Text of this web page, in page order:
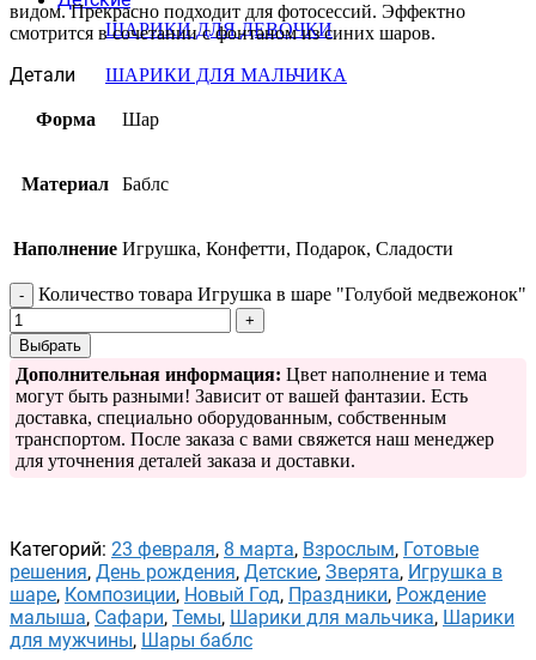
ШАРИКИ ДЛЯ ДЕВОЧКИ
ШАРИКИ ДЛЯ МАЛЬЧИКА
видом. Прекрасно подходит для фотосессий. Эффектно
смотрится в сочетании с фонтаном из синих шаров.
Детали
Форма Шар
Материал Баблс
Наполнение Игрушка, Конфетти, Подарок, Сладости
Количество товара Игрушка в шаре "Голубой медвежонок"
Выбрать
Дополнительная информация: Цвет наполнение и тема
могут быть разными! Зависит от вашей фантазии. Есть
доставка, специально оборудованным, собственным
транспортом. После заказа с вами свяжется наш менеджер
для уточнения деталей заказа и доставки.
Категорий: 23 февраля, 8 марта, Взрослым, Готовые
решения, День рождения, Детские, Зверята, Игрушка в
шаре, Композиции, Новый Год, Праздники, Рождение
малыша, Сафари, Темы, Шарики для мальчика, Шарики
для мужчины, Шары баблс